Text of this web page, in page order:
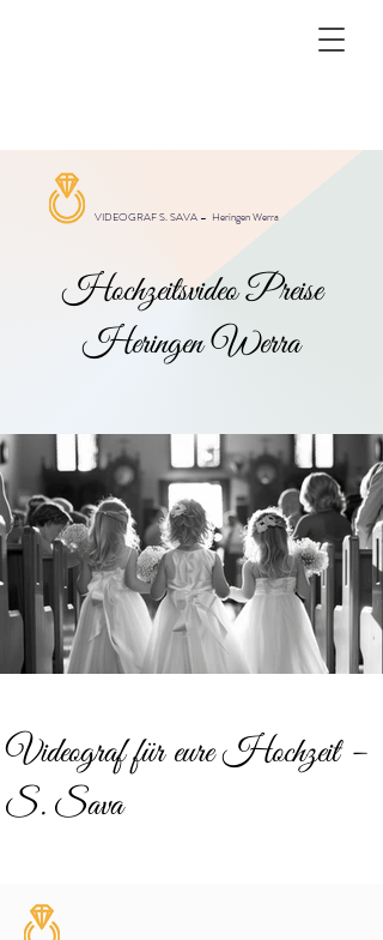
VIDEOGRAF S. SAVA – Heringen Werra
Hochzeitsvideo Preise
Heringen Werra
Videograf für eure Hochzeit –
S. Sava